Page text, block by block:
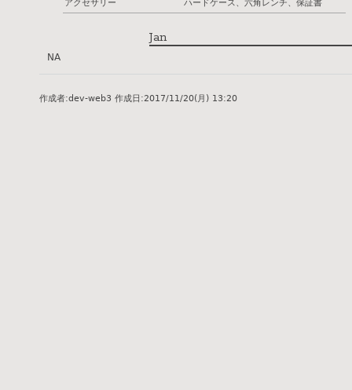
アクセサリー
ハードケース、六角レンチ、保証書
Jan
NA
作成者:dev-web3 作成日:2017/11/20(月) 13:20